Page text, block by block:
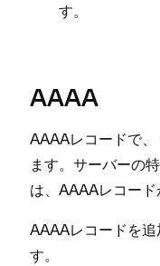
す⁠。
AAAA
AAAAレコ⁠ードで⁠
ます⁠。サ⁠ーバ⁠ーの
は⁠、AAAAレコ⁠ード
AAAAレコ⁠ードを
す⁠。